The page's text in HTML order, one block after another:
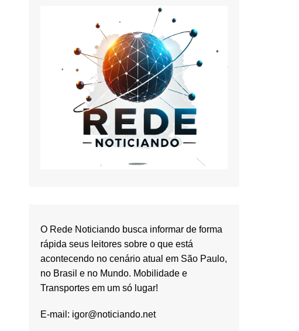
O Rede Noticiando busca informar de forma
rápida seus leitores sobre o que está
acontecendo no cenário atual em São Paulo,
no Brasil e no Mundo. Mobilidade e
Transportes em um só lugar!
E-mail: igor@noticiando.net